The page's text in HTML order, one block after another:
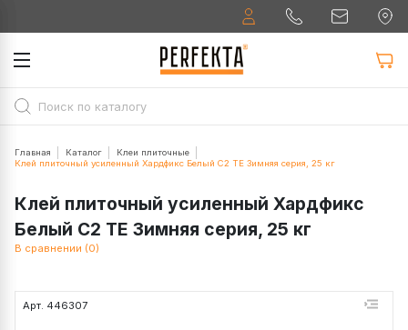
Главная Каталог
Клеи плиточные
Клей плиточный усиленный Хардфикс Белый C2 ТЕ Зимняя серия, 25 кг
Клей плиточный усиленный Хардфикс
Белый C2 ТЕ Зимняя серия, 25 кг
В сравнении (0)
Арт. 446307